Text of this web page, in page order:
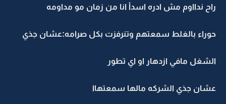
راح ندااوم مش ادره اسدأ انا من زمان مو مداومه
حوراء بالغلط سمعتهم وتنرفزت بكل صرامه:عشان جذي
الشغل مافي ازدهار او اي تطور
عشان جذي الشركه مالها سمعتهاا